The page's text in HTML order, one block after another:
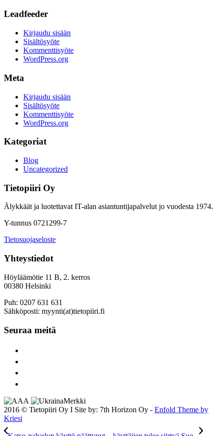
Leadfeeder
Kirjaudu sisään
Sisältösyöte
Kommenttisyöte
WordPress.org
Meta
Kirjaudu sisään
Sisältösyöte
Kommenttisyöte
WordPress.org
Kategoriat
Blog
Uncategorized
Tietopiiri Oy
Älykkäät ja luotettavat IT-alan asiantuntijapalvelut jo vuodesta 1974.
Y-tunnus 0721299-7
Tietosuojaseloste
Yhteystiedot
Höyläämötie 11 B, 2. kerros
00380 Helsinki
Puh: 0207 631 631
Sähköposti: myynti(at)tietopiiri.fi
Seuraa meitä
2016 © Tietopiiri Oy I Site by: 7th Horizon Oy - Enfold Theme by
Kriesi